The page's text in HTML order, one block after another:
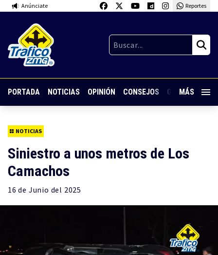
Anúnciate Reportes
PORTADA NOTICIAS OPINIÓN CONSEJOS GUARDIA
MÁS
NOTICIAS
Siniestro a unos metros de Los
Camachos
16 de Junio del 2025